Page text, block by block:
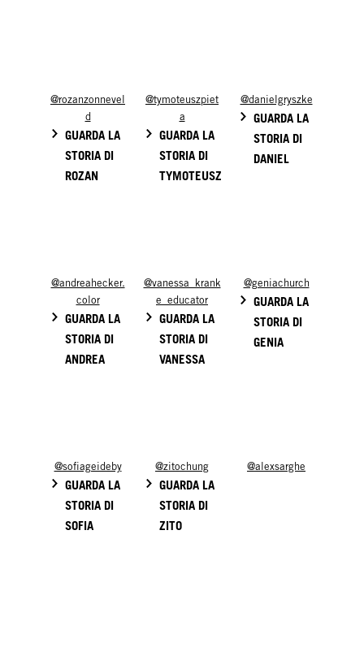
@rozanzonnevel
d
GUARDA LA
STORIA DI
ROZAN
@tymoteuszpiet
a
GUARDA LA
STORIA DI
TYMOTEUSZ
@danielgryszke
GUARDA LA
STORIA DI
DANIEL
@andreahecker.
color
GUARDA LA
STORIA DI
ANDREA
@vanessa_krank
e_educator
GUARDA LA
STORIA DI
VANESSA
@geniachurch
GUARDA LA
STORIA DI
GENIA
@sofiageideby
GUARDA LA
STORIA DI
SOFIA
@zitochung
GUARDA LA
STORIA DI
ZITO
@alexsarghe